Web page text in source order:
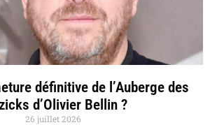
définitive de l’Auberge des
d’Olivier Bellin ?
26 juillet 2026